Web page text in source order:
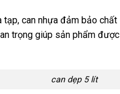
can nhựa đảm bảo
trọng giúp sản phẩm
can dẹp 5 lít